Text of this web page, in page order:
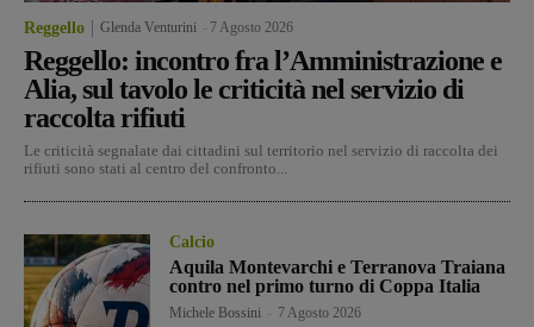
Reggello Glenda Venturini 7 Agosto 2026
Reggello: incontro fra l’Amministrazione e
Alia, sul tavolo le criticità nel servizio di
raccolta rifiuti
Le criticità segnalate dai cittadini sul territorio nel servizio di raccolta dei
rifiuti sono stati al centro del confronto...
Calcio
Aquila Montevarchi e Terranova Traiana
contro nel primo turno di Coppa Italia
Michele Bossini 7 Agosto 2026